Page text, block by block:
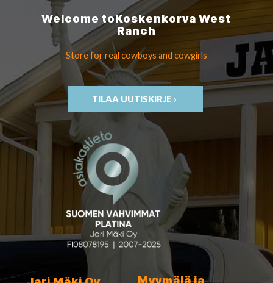
Welcome toKoskenkorvaWest
Ranch
Store for real cowboys and cowgirls
TILAA UUTISKIRJE ›